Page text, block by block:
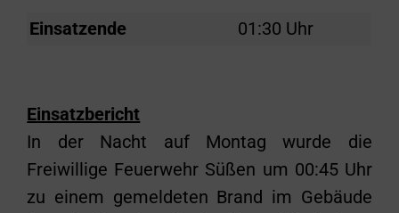
Einsatzende 01:30 Uhr
Einsatzbericht
In der Nacht auf Montag wurde die
Freiwillige Feuerwehr Süßen um 00:45 Uhr
zu einem gemeldeten Brand im Gebäude